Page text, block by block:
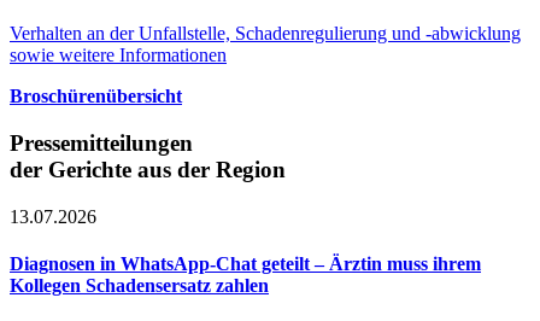
Verhalten an der Unfallstelle, Schadenregulierung und -abwicklung
sowie weitere Informationen
Broschürenübersicht
Pressemitteilungen
der Gerichte aus der Region
13.07.2026
Diagnosen in WhatsApp-Chat geteilt – Ärztin muss ihrem
Kollegen Schadensersatz zahlen